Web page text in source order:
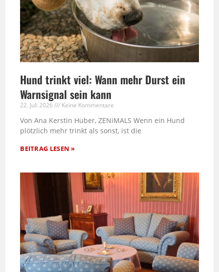
Hund trinkt viel: Wann mehr Durst ein
Warnsignal sein kann
22. Juli 2026 Keine Kommentare
Von Ana Kerstin Huber, ZENiMALS Wenn ein Hund
plötzlich mehr trinkt als sonst, ist die
BEITRAG LESEN »